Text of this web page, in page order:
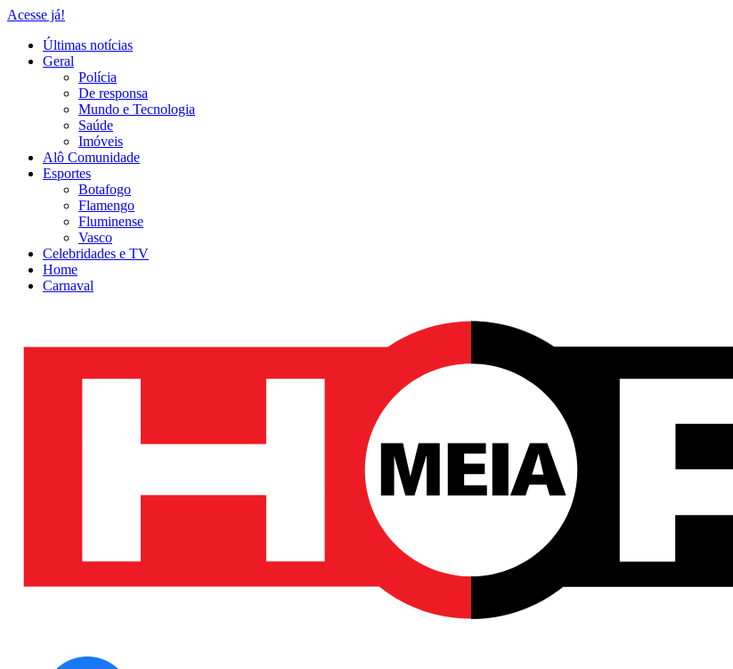
Acesse já!
Últimas notícias
Geral
Polícia
De responsa
Mundo e Tecnologia
Saúde
Imóveis
Alô Comunidade
Esportes
Botafogo
Flamengo
Fluminense
Vasco
Celebridades e TV
Home
Carnaval